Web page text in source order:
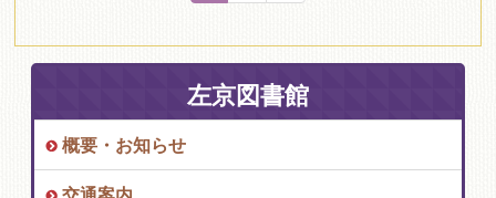
左京図書館
概要・お知らせ